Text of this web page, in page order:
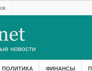
ПОЛИТИКА ФИНАНСЫ